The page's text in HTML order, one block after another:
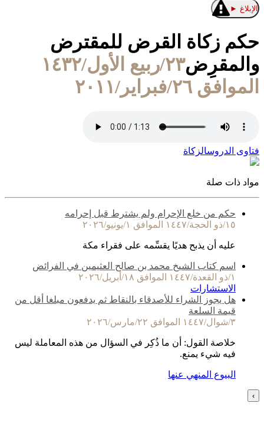
الإبلاغ ►
حكم زكاة القرض للمقترض
والمقرِض
٢٣/ربيع الأول/١٤٣٢
الموافق ٢٦/فبراير/٢٠١١
فتاوى الدروسالزكاة
مواد ذات صلة
حكم من خلع الإحرام ولم يشترط قبل إحرامه
١٥/ذو الحجة/١٤٤٧ الموافق ١/يونيو/٢٠٢٦
عليه أن يذبح هديًا يقسِّمه على فقراء مكة
اسم كتاب الشيخ محمد بن صالح العثيمين في الفرائض
١/ذو القعدة/١٤٤٧ الموافق ١٨/أبريل/٢٠٢٦
الاستشارات
هل يجوز الشراء للأصدقاء بالنقاط ثم يدفعون مبلغا أقل من
قيمة السلعة
٣/شوال/١٤٤٧ الموافق ٢٢/مارس/٢٠٢٦
خلاصة القول: أن ما ذُكِر في السؤال من هذه المعاملة ليس
فيه شيء يمنع.
البيوع المنهي عنها
›